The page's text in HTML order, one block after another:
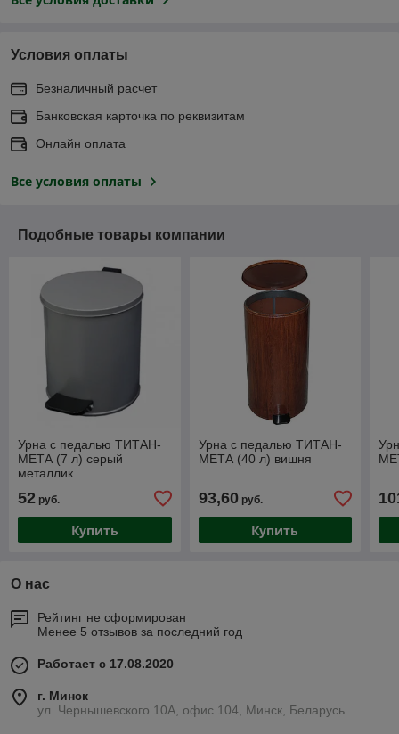
Условия оплаты
Безналичный расчет
Банковская карточка по реквизитам
Онлайн оплата
Все условия оплаты
Подобные товары компании
Урна с педалью ТИТАН-
МЕТА (7 л) серый
металлик
52 руб.
Купить
Урна с педалью ТИТАН-
МЕТА (40 л) вишня
93,60руб.
Купить
О нас
Рейтинг не сформирован
Менее 5 отзывов за последний год
Работает с 17.08.2020
г. Минск
ул. Чернышевского 10А, офис 104, Минск, Беларусь